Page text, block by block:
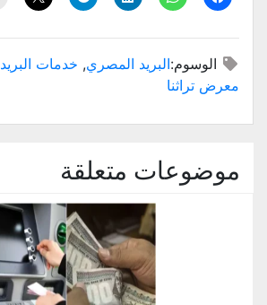
الوسوم:البريد المصري, خدمات البريد
معرض تراثنا
موضوعات متعلقة